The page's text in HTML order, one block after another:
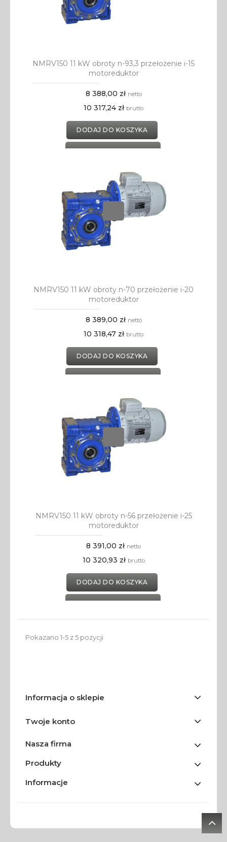
NMRV150 11 kW obroty n-93,3 przełożenie i-15
motoreduktor
8 388,00 zł netto
10 317,24 zł brutto
DODAJ DO KOSZYKA
DODAJ DO SCHOWKA
NMRV150 11 kW obroty n-70 przełożenie i-20
motoreduktor
8 389,00 zł netto
10 318,47 zł brutto
DODAJ DO KOSZYKA
DODAJ DO SCHOWKA
NMRV150 11 kW obroty n-56 przełożenie i-25
motoreduktor
8 391,00 zł netto
10 320,93 zł brutto
DODAJ DO KOSZYKA
DODAJ DO SCHOWKA
Pokazano 1-5 z 5 pozycji
Informacja o sklepie
Twoje konto
Nasza firma
Produkty
Informacje